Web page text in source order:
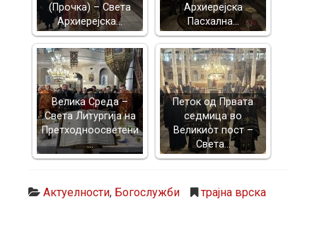
(Прочка) – Света
Архиерејска…
Архиерејска
Пасхална…
Велика Среда –
Света Литургија на
Претходноосветени
…
Петок од Првата
седмица во
Великиот пост –
Света…
Актуелности, Богослужби трајна врска